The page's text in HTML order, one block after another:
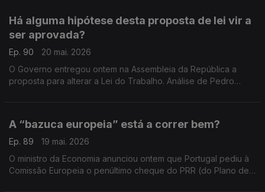
Há alguma hipótese desta proposta de lei vir a
ser aprovada?
Ep. 90
20 mai. 2026
O Governo entregou ontem na Assembleia da República a
proposta para alterar a Lei do Trabalho. Análise de Pedro
A “bazuca europeia” está a correr bem?
Ep. 89
19 mai. 2026
O ministro da Economia anunciou ontem que Portugal pediu à
Comissão Europeia o penúltimo cheque do PRR (do Plano de